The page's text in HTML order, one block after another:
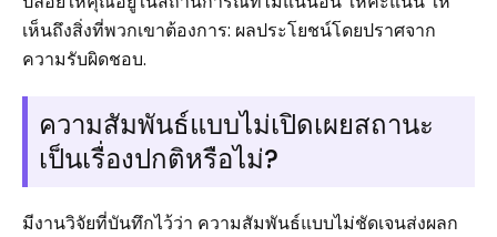
เห็นถึงสิ่งที่พวกเขาต้องการ: ผลประโยชน์โดยปราศจาก
ความรับผิดชอบ.
ความสัมพันธ์แบบไม่เปิดเผยสถานะ
เป็นเรื่องปกติหรือไม่?
มีงานวิจัยที่บันทึกไว้ว่า ความสัมพันธ์แบบไม่ชัดเจนส่งผลก